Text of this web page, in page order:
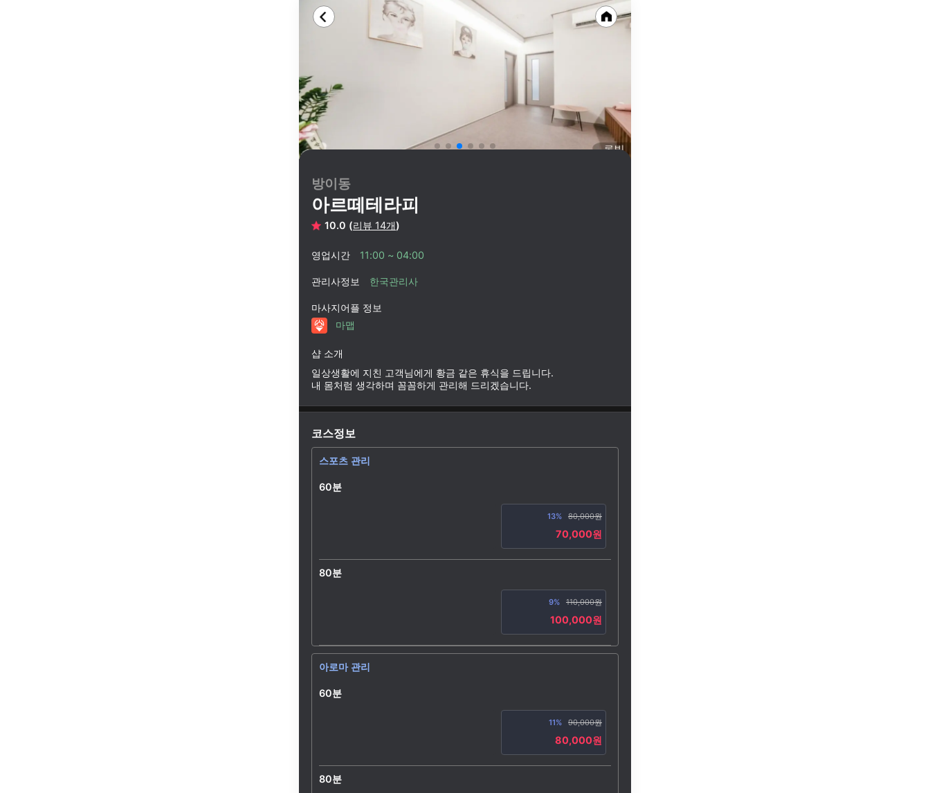
방이동
아르떼테라피
10.0 (리뷰 14개)
영업시간 11:00 ~ 04:00
관리사정보 한국관리사
마사지어플 정보
마맵
샵 소개
일상생활에 지친 고객님에게 황금 같은 휴식을 드립니다.
내 몸처럼 생각하며 꼼꼼하게 관리해 드리겠습니다.
코스정보
스포츠 관리
60분
13% 80,000원
70,000원
80분
9% 110,000원
100,000원
아로마 관리
60분
11% 90,000원
80,000원
80분